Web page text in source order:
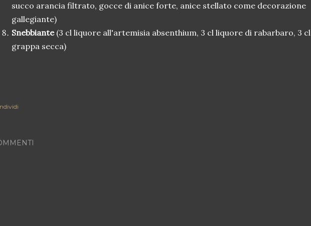
succo arancia filtrato, gocce di anice forte, anice stellato come decorazione
gallegiante)
Snebbiante(3 cl liquore all'artemisia absenthium, 3 cl liquore di rabarbaro, 3 cl
grappa secca)